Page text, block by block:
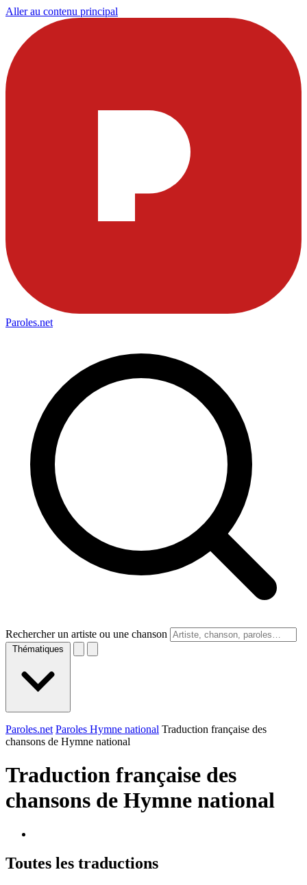
Aller au contenu principal
Paroles.net
Rechercher un artiste ou une chanson
Thématiques
Paroles.net Paroles Hymne national Traduction française des
chansons de Hymne national
Traduction française des
chansons de Hymne national
Toutes les traductions